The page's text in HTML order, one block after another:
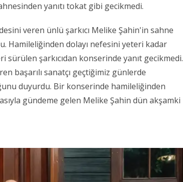
yanıtı tokat gibi gecikmedi.
veren ünlü şarkıcı Melike Şahin'in sahne
Hamileliğinden dolayı nefesini yeteri kadar
sürülen şarkıcıdan konserinde yanıt gecikmedi.
başarılı sanatçı geçtiğimiz günlerde
duyurdu. Bir konserinde hamileliğinden
gündeme gelen Melike Şahin dün akşamki